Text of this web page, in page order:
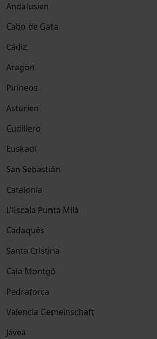
Andalusien
Cabo de Gata
Cádiz
Aragon
Pirineos
Asturien
Cudillero
Euskadi
San Sebastián
Catalonia
L'Escala Punta Milà
Cadaqués
Santa Cristina
Cala Montgó
Pedraforca
Valencia Gemeinschaft
Jávea